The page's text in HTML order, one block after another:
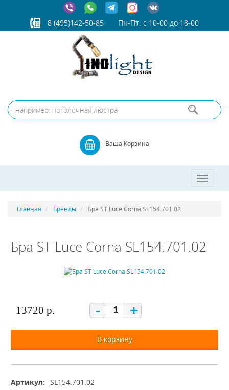
8 (495)142-50-85 Пн-Пт: с 10-00 до 18-00
Ваша Корзина
Toggle
Главная Бренды Бра ST Luce Corna SL154.701.02
Бра ST Luce Corna SL154.701.02
13720 р. - +
В корзину
Артикул: SL154.701.02